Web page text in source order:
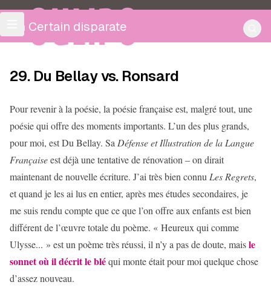
OULIPO
Un Certain disparate
29. Du Bellay vs. Ronsard
Pour revenir à la poésie, la poésie française est, malgré tout, une
poésie qui offre des moments importants. L’un des plus grands,
pour moi, est Du Bellay. Sa Défense et Illustration de la Langue
Françaiseest déjà une tentative de rénovation – on dirait
maintenant de nouvelle écriture. J’ai très bien connu Les Regrets,
et quand je les ai lus en entier, après mes études secondaires, je
me suis rendu compte que ce que l’on offre aux enfants est bien
différent de l’œuvre totale du poème. « Heureux qui comme
Ulysse... » est un poème très réussi, il n’y a pas de doute, maisle
sonnet où il décrit le bléqui monte était pour moi quelque chose
d’assez nouveau.